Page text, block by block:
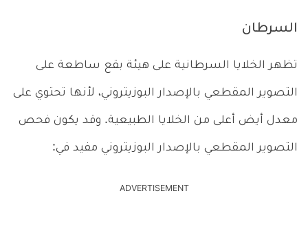
السرطان
تظهر الخلايا السرطانية على هيئة بقع ساطعة على
التصوير المقطعي بالإصدار البوزيتروني، لأنها تحتوي على
معدل أيض أعلى من الخلايا الطبيعية. وقد يكون فحص
التصوير المقطعي بالإصدار البوزيتروني مفيد في:
ADVERTISEMENT